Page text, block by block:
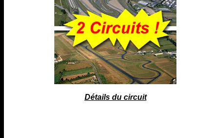
Détails du circuit